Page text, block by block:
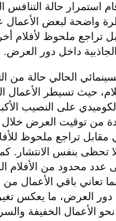
استمرار حالة التنافس
واضحة لبعض الأعمال
تراجع ملحوظ لأفلام
داخل دور العرض.
الحالي حالة من
حيث تسيطر الأعمال
على النصيب
من توقيت العرض
مقابل تراجع ملحوظ
لا تحظى بنفس الانتشار.
عدد محدود من الأفلام
تعاني باقي الأعمال
العرض، ما يعكس
الأعمال الخفيفة